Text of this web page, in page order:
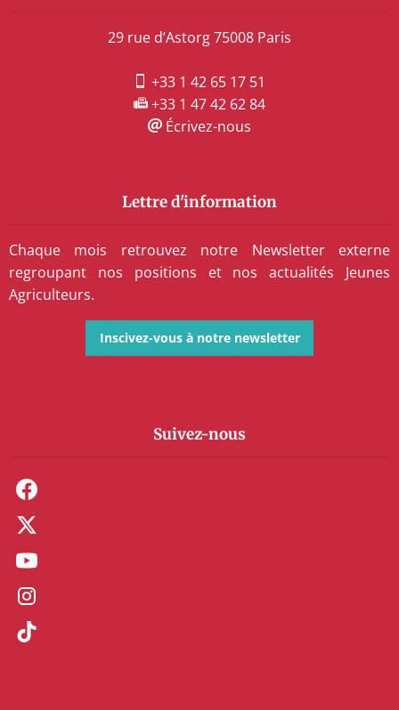
29 rue d’Astorg 75008 Paris
+33 1 42 65 17 51
+33 1 47 42 62 84
Écrivez-nous
Lettre d'information
Chaque mois retrouvez notre Newsletter externe
regroupant nos positions et nos actualités Jeunes
Agriculteurs.
Inscivez-vous à notre newsletter
Suivez-nous